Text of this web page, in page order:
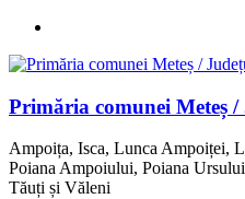
Primăria comunei Meteș
Ampoița, Isca, Lunca Ampoiței,
Poiana Ampoiului, Poiana
Tăuți și Văleni